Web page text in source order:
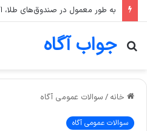
جواب آگاه
جستجو
خانه / سوالات عمومی آگاه
سوالات عمومی آگاه